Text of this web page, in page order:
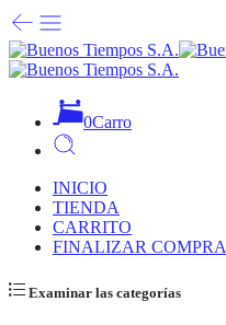
0Carro
INICIO
TIENDA
CARRITO
FINALIZAR COMPRA
Examinar las categorías